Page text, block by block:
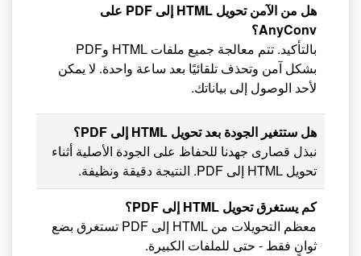
هل من الآمن تحويل HTML إلى PDF على
AnyConv؟
بالتأكيد. تتم معالجة جميع ملفات HTML وPDF
بشكل آمن وتحذف تلقائيًا بعد ساعة واحدة. لا يمكن
لأحد الوصول إلى بياناتك.
هل ستتغير الجودة بعد تحويل HTML إلى PDF؟
نبذل قصارى جهدنا للحفاظ على الجودة الأصلية أثناء
تحويل HTML إلى PDF. النتيجة دقيقة ونظيفة.
كم يستغرق تحويل HTML إلى PDF؟
معظم التحويلات من HTML إلى PDF تستغرق بضع
ثوانٍ فقط - حتى للملفات الكبيرة.